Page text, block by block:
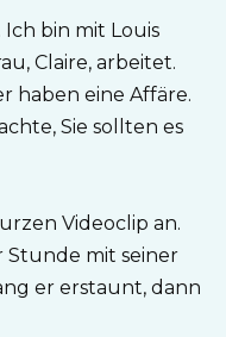
Ich bin mit Louis
Claire, arbeitet.
haben eine Affäre.
Sie sollten es
Videoclip an.
mit seiner
er erstaunt, dann